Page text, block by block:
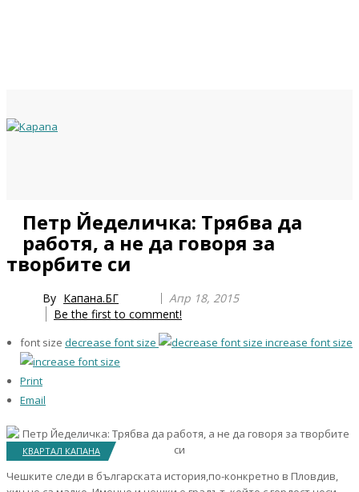
Петр Йеделичка: Трябва да
работя, а не да говоря за
творбите си
By Капана.БГ
Апр 18, 2015
Be the first to comment!
font size decrease font size increase font size
Print
Email
КВАРТАЛ КАПАНА
Чешките следи в българската история,по-конкретно в Пловдив,
Year
Month
Year
Month